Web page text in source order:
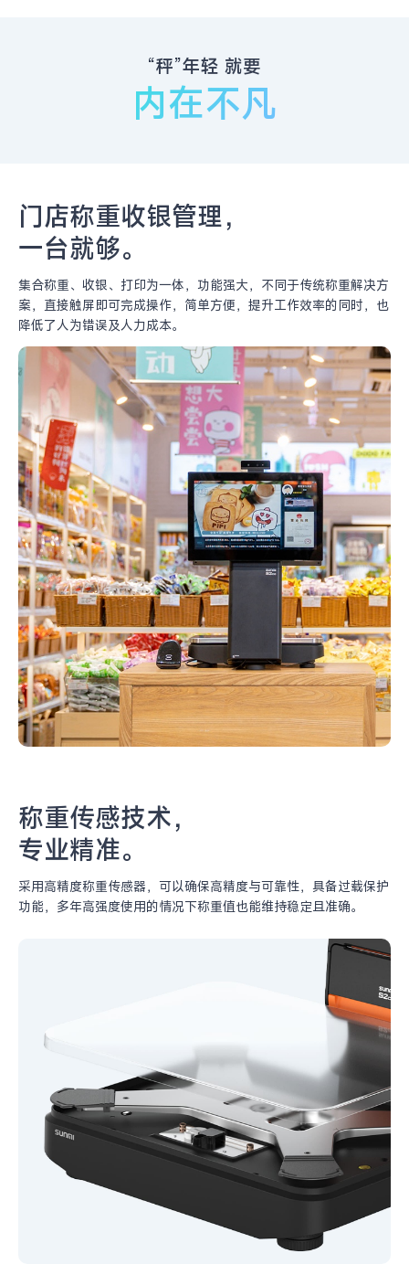
“秤”年轻 就要
内在不凡
门店称重收银管理，
一台就够。
集合称重、收银、打印为一体，功能强大，不同于传统称重解决方
案，直接触屏即可完成操作，简单方便，提升工作效率的同时，也
降低了人为错误及人力成本。
称重传感技术，
专业精准。
采用高精度称重传感器，可以确保高精度与可靠性， 具备过载保护
功能，多年高强度使用的情况下称重值也能维持稳定且准确。